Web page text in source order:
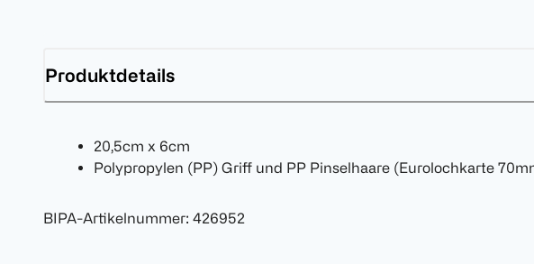
Produktdetails
20,5cm x 6cm
Polypropylen (PP) Griff und PP Pinselhaare (Eurolochkarte
BIPA-Artikelnummer: 426952